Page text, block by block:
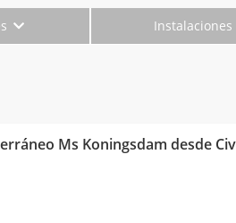
Instalaciones
Ms Koningsdam desde